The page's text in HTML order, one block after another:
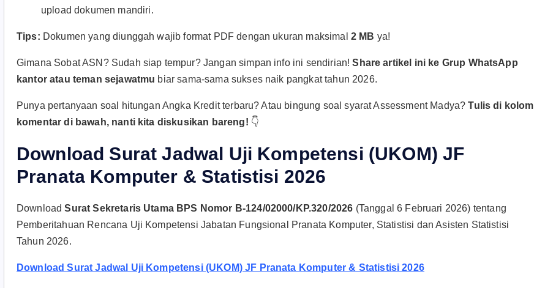
upload dokumen mandiri.
Tips: Dokumen yang diunggah wajib format PDF dengan ukuran maksimal 2 MB ya!
Gimana Sobat ASN? Sudah siap tempur? Jangan simpan info ini sendirian!Share artikel ini ke Grup WhatsApp
kantor atau teman sejawatmu biar sama-sama sukses naik pangkat tahun 2026.
Punya pertanyaan soal hitungan Angka Kredit terbaru? Atau bingung soal syarat Assessment Madya?Tulis di kolom
komentar di bawah, nanti kita diskusikan bareng! 👇
Download Surat Jadwal Uji Kompetensi (UKOM) JF
Pranata Komputer & Statistisi 2026
DownloadSurat Sekretaris Utama BPS Nomor B-124/02000/ΚΡ.320/2026 (Tanggal 6 Februari 2026) tentang
Pemberitahuan Rencana Uji Kompetensi Jabatan Fungsional Pranata Komputer, Statistisi dan Asisten Statistisi
Tahun 2026.
Download Surat Jadwal Uji Kompetensi (UKOM) JF Pranata Komputer & Statistisi 2026